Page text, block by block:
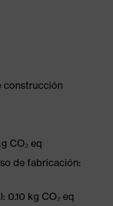
construcción
CO₂ eq
de fabricación:
0.10 kg CO₂ eq